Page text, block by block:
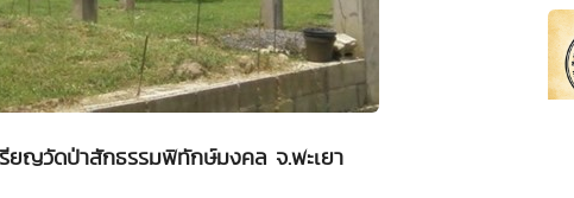
รียญวัดป่าสักธรรมพิทักษ์มงคล จ.พะเยา